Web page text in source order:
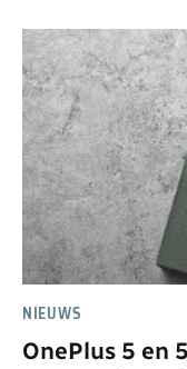
NIEUWS
OnePlus 5 en